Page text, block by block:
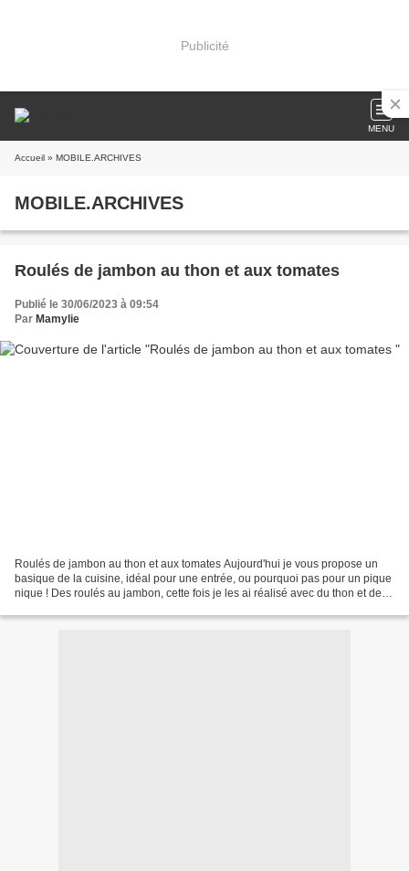
Publicité
MENU
Accueil » MOBILE.ARCHIVES
MOBILE.ARCHIVES
Roulés de jambon au thon et aux tomates
Publié le 30/06/2023 à 09:54
Par Mamylie
Roulés de jambon au thon et aux tomates Aujourd'hui je vous propose un
basique de la cuisine, idéal pour une entrée, ou pourquoi pas pour un pique
nique ! Des roulés au jambon, cette fois je les ai réalisé avec du thon et des